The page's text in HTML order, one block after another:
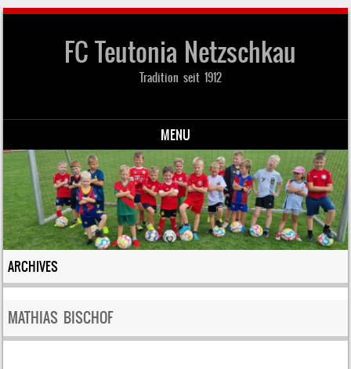
FC Teutonia Netzschkau
Tradition seit 1912
MENU
Skip to content
ARCHIVES
MATHIAS BISCHOF